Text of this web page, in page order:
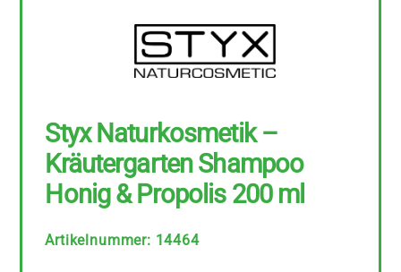
Styx Naturkosmetik –
Kräutergarten Shampoo
Honig & Propolis 200 ml
Artikelnummer: 14464